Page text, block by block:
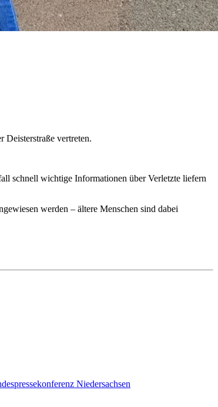
Deisterstraße vertreten.
schnell wichtige Informationen über Verletzte liefern
werden – ältere Menschen sind dabei
Niedersachsen